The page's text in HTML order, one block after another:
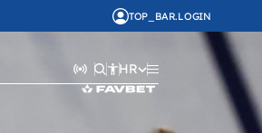
TOP_BAR.LOGIN
HR